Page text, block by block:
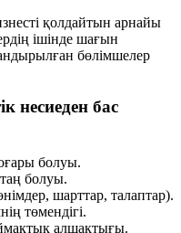
қолдайтын арнайы
ішінде шағын
бөлімшелер
несиеден бас
болуы.
болуы.
шарттар, талаптар).
төмендігі.
алшақтығы.